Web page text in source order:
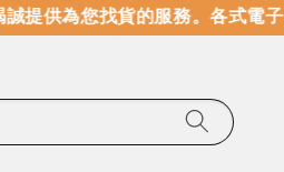
供為您找貨的服務。各式電子